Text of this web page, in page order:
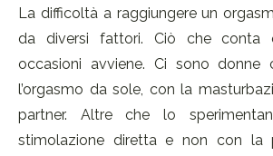
La difficoltà a raggiungere un
da diversi fattori. Ciò che conta
occasioni avviene. Ci sono donne
l’orgasmo da sole, con la
partner. Altre che lo
stimolazione diretta e non con la